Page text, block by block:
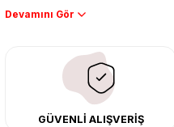
Performans artışı isteyen
çıkma orijinal ürünler ile
tasarımını ve aerodinamisini üst
Tüm ürünlerimiz orijinal, dayanıklı
merkezimizde profesyonel montaj
GÜVENLİ ALIŞVERİŞ